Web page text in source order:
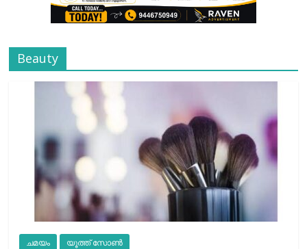
Beauty
ചമയം യൂത്ത് സോൺ